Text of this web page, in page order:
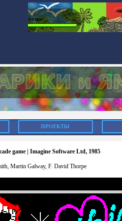
ПРОЕКТЫ
game | Imagine Software Ltd, 1985
Martin Galway, F. David Thorpe